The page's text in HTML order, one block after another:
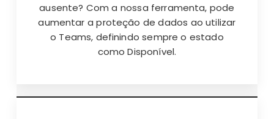
ausente? Com a nossa ferramenta, pode
aumentar a proteção de dados ao utilizar
o Teams, definindo sempre o estado
como Disponível.